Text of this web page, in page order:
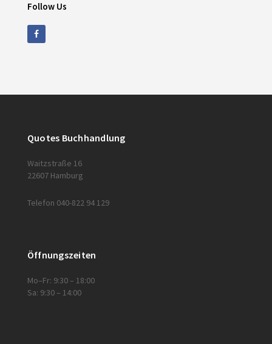
Follow Us
Quotes Buchhandlung
Waitzstraße 16
22607 Hamburg
Telefon 040-822 94 129
Öffnungszeiten
Mo–Fr: 9:30 – 18:00
Sa: 9:30 – 14:00